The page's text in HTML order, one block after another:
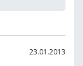
23.01.2013